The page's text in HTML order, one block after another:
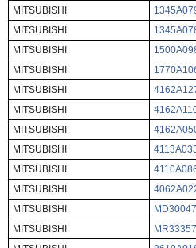
MITSUBISHI
MITSUBISHI
MITSUBISHI
MITSUBISHI
MITSUBISHI
MITSUBISHI
MITSUBISHI
MITSUBISHI
MITSUBISHI
MITSUBISHI
MITSUBISHI
MITSUBISHI